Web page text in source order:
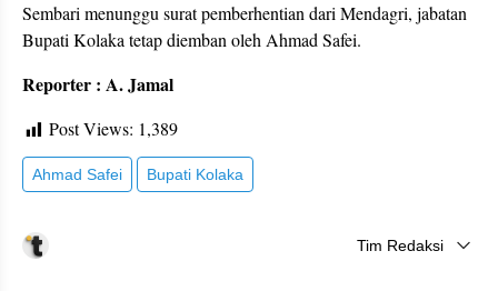
Sembari menunggu surat pemberhentian dari Mendagri, jabatan
Bupati Kolaka tetap diemban oleh Ahmad Safei.
Reporter : A. Jamal
Post Views: 1,389
Ahmad Safei Bupati Kolaka
Tim Redaksi